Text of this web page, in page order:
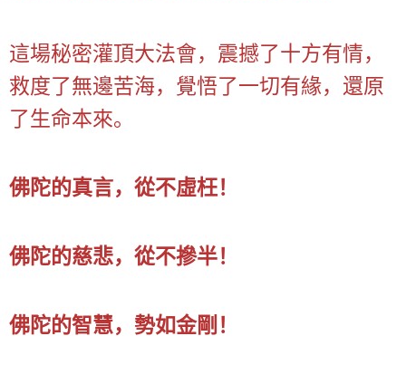
這場秘密灌頂大法會，震撼了十方有情，
救度了無邊苦海，覺悟了一切有緣，還原
了生命本來。
佛陀的真言，從不虛枉！
佛陀的慈悲，從不摻半！
佛陀的智慧，勢如金剛！